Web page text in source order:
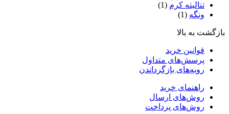
تنالیته کرم (1)
ونگه (1)
بازگشت به بالا
قوانین خرید
پرسش‌های متداول
رویه‌های بازگرداندن
راهنمای خرید
روش‌های ارسال
روش‌های پرداخت